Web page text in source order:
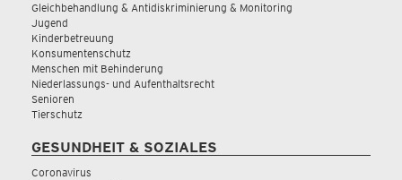
Gleichbehandlung & Antidiskriminierung & Monitoring
Jugend
Kinderbetreuung
Konsumentenschutz
Menschen mit Behinderung
Niederlassungs- und Aufenthaltsrecht
Senioren
Tierschutz
GESUNDHEIT & SOZIALES
Coronavirus